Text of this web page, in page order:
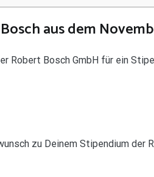
aus dem
Robert Bosch GmbH für ein
zu Deinem Stipendium der